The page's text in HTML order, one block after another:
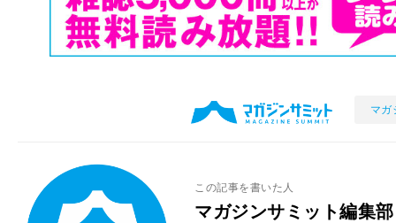
マガ
この記事を書いた人
マガジンサミット編集部